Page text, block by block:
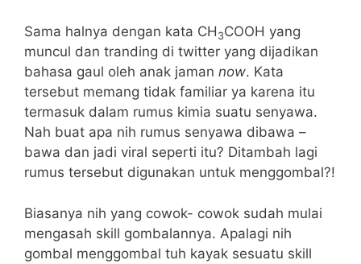
Sama halnya dengan kata CH 3COOH yang
muncul dan tranding di twitter yang dijadikan
bahasa gaul oleh anak jaman now. Kata
tersebut memang tidak familiar ya karena itu
termasuk dalam rumus kimia suatu senyawa.
Nah buat apa nih rumus senyawa dibawa –
bawa dan jadi viral seperti itu? Ditambah lagi
rumus tersebut digunakan untuk menggombal?!
Biasanya nih yang cowok- cowok sudah mulai
mengasah skill gombalannya. Apalagi nih
gombal menggombal tuh kayak sesuatu skill